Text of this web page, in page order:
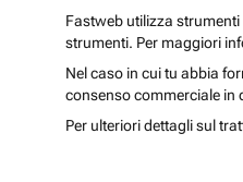
Fastweb utilizza
strumenti. Per maggiori
Nel caso in cui tu abbia
consenso commerciale in
Per ulteriori dettagli sul